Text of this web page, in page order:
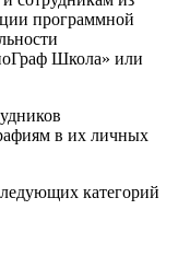
программной
Школа» или
в их личных
категорий